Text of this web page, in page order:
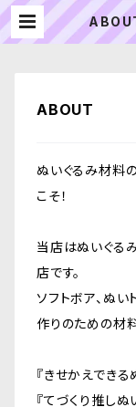
「ぬ
ABOUT
ぬいぐるみ材料
こそ！
当店はぬいぐる
店です。
ソフトボア、ぬ
作りのための材
『きせかえでき
『てづくり推しぬ